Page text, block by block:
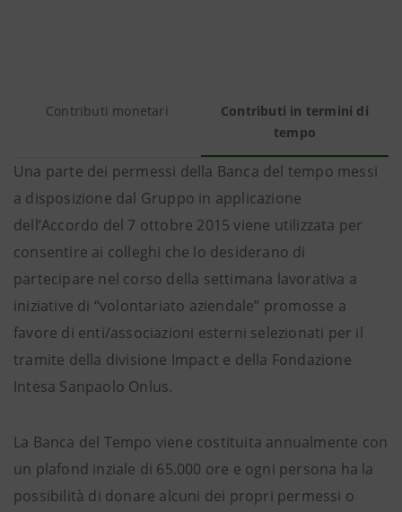
Contributi monetari
Contributi in termini di
tempo
Una parte dei permessi della Banca del tempo messi
a disposizione dal Gruppo in applicazione
dell’Accordo del 7 ottobre 2015 viene utilizzata per
consentire ai colleghi che lo desiderano di
partecipare nel corso della settimana lavorativa a
iniziative di “volontariato aziendale” promosse a
favore di enti/associazioni esterni selezionati per il
tramite della divisione Impact e della Fondazione
Intesa Sanpaolo Onlus.
La Banca del Tempo viene costituita annualmente con
un plafond inziale di 65.000 ore e ogni persona ha la
possibilità di donare alcuni dei propri permessi o